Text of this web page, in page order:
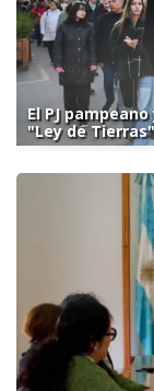
El PJ
"Ley de Tierras"